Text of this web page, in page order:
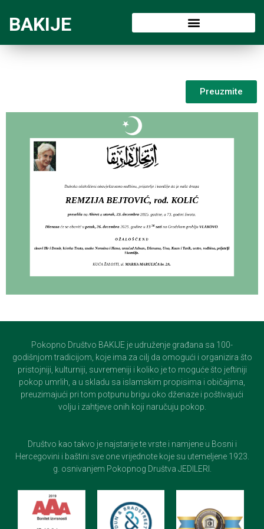
BAKIJE
Preuzmite
Pokopno Društvo BAKIJE je udruženje građana sa 100-
godišnjom tradicijom, koje ima za cilj da omogući i organizira što
pristojniji, kulturniji, suvremeniji i koliko je to moguće što jeftiniji
pokop umrlih, a u skladu sa islamskim propisima i običajima,
preuzimajući pri tom potpunu brigu oko dženaze i poštivajući
volju i zahtjeve onih koji naručuju pokop.
Društvo kao takvo je najstarije te vrste i namjene u Bosni i
Hercegovini i baštini sve one vrijednote koje su utemeljene 1923.
g. osnivanjem Pokopnog Društva JEDILERI.